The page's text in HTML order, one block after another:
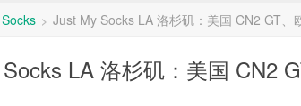
> Just My Socks LA 洛杉矶：美国 CN2 GT
LA 洛杉矶：美国 CN2